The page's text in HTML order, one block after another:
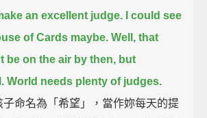
an excellent judge.
I could see
of Cards maybe. Well, that
be on the air by then, but
World needs plenty of judges.
子命名為「希望」，當作妳每天的提